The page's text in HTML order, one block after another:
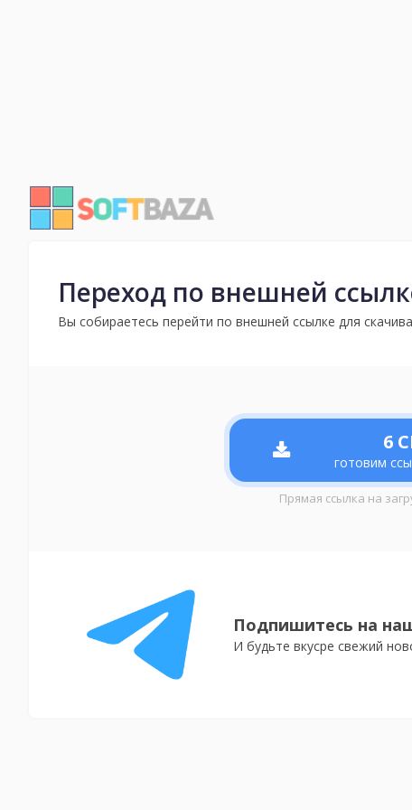
Переход по внешней
Вы собираетесь перейти по внешней ссылке для
6
готовим
Прямая ссылка на
Подпишитесь на
И будьте вкусре свежий